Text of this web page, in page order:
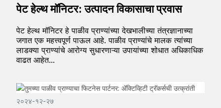
पेट हेल्थ मॉनिटर: उत्पादन विकासाचा प्रवास
पेट हेल्थ मॉनिटर हे पाळीव प्राण्यांच्या देखभालीच्या तंत्रज्ञानाच्या
जगात एक महत्त्वपूर्ण पाऊल आहे. पाळीव प्राण्यांचे मालक त्यांच्या
लाडक्या प्राण्यांचे आरोग्य सुधारणाऱ्या उपायांच्या शोधात अधिकाधिक
वाढत आहेत...
२०२४-१२-२७